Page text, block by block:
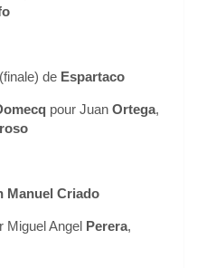
de Espartaco
pour Juan Ortega,
Manuel Criado
Miguel Angel Perera,